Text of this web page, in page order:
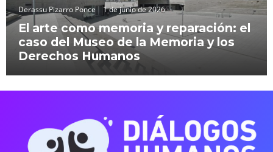
Derassu Pizarro Ponce 1 de junio de 2026
El arte como memoria y reparación: el
caso del Museo de la Memoria y los
Derechos Humanos